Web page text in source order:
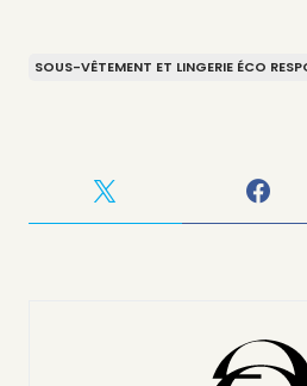
SOUS-VÊTEMENT ET LINGERIE ÉCO